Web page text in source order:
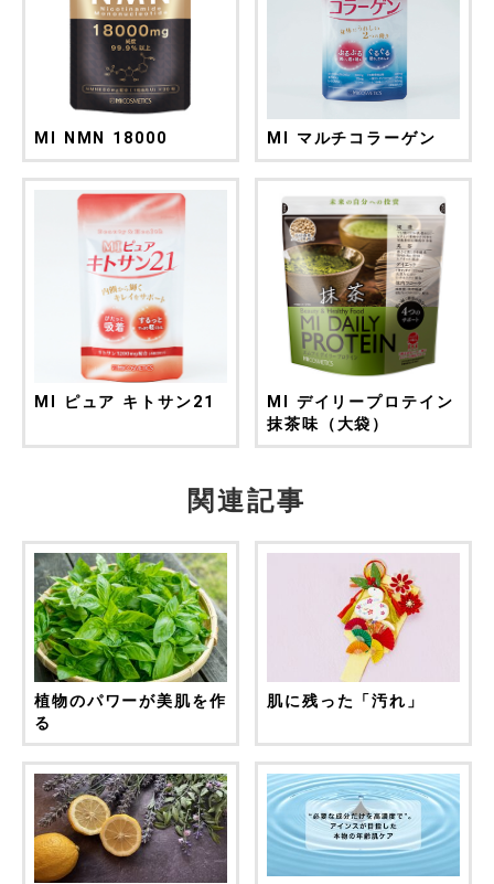
MI NMN 18000 MI マルチコラーゲン
MI ピュア キトサン21
MI デイリープロテイン
抹茶味（大袋）
関連記事
植物のパワーが美肌を作
る
肌に残った「汚れ」